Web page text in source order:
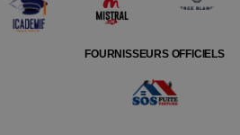
FOURNISSEURS OFFICIELS